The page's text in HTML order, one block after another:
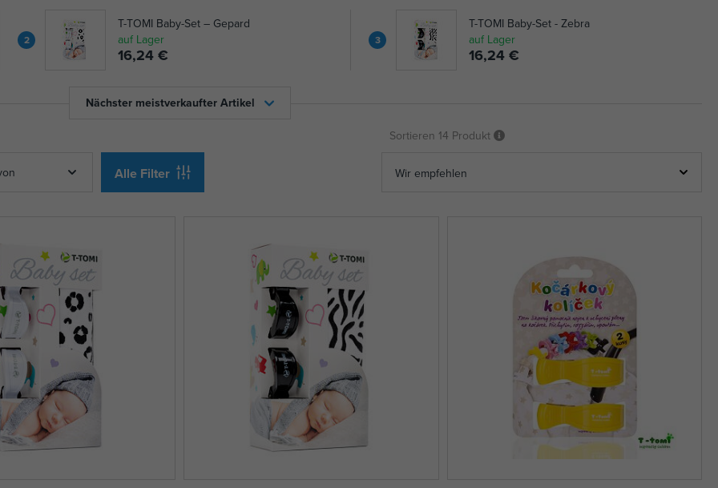
2
T-TOMI Baby-Set – Gepard
auf Lager
16,24 €
3
T-TOMI Baby-Set - Zebra
auf Lager
16,24 €
Nächster meistverkaufter Artikel
Alle Filter
Sortieren 14 Produkt